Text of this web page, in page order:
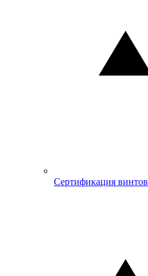
Сертификация винтов